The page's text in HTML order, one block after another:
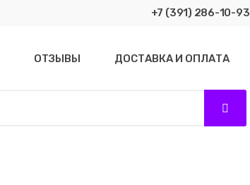
+7 (391) 286-10-93
ОТЗЫВЫ ДОСТАВКА И ОПЛАТА